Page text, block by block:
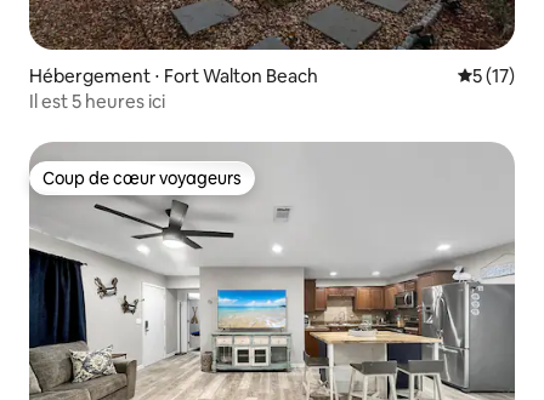
Hébergement ⋅ Fort Walton Beach
5 (17)
Il est 5 heures ici
Coup de cœur voyageurs
Coup de cœur voyageurs